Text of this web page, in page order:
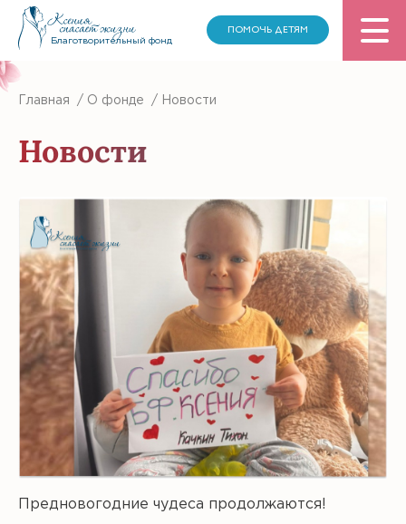
Благотворительный фонд
ПОМОЧЬ ДЕТЯМ
Главная / О фонде / Новости
Новости
Предновогодние чудеса продолжаются!